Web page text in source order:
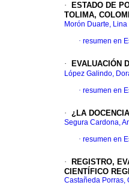
·
ESTADO DE
TOLIMA,
Morón Duarte, Lina
· resumen en
· EVALUACIÓN
López Galindo,
· resumen en
· ¿LA
Segura Cardona,
· resumen en
·
REGISTRO,
CIENTÍFICO
Castañeda Porras,